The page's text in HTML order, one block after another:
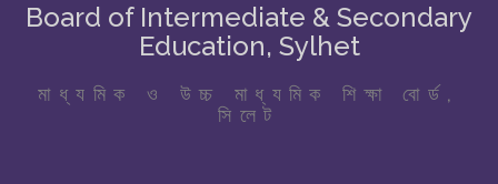
Board of Intermediate & Secondary
Education, Sylhet
মাধ্যমিক ও উচ্চ মাধ্যমিক শিক্ষা বোর্ড,
সিলেট